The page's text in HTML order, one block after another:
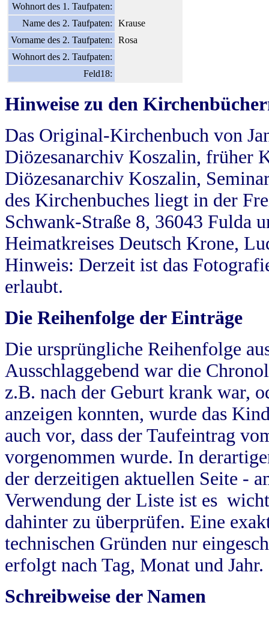
Wohnort des 1. Taufpaten:
Name des 2. Taufpaten:
Krause
Vorname des 2. Taufpaten:
Rosa
Wohnort des 2. Taufpaten:
Feld18:
Hinweise zu den
Das Original-Kirchenbuch von
Diözesanarchiv Koszalin, früher
Diözesanarchiv Koszalin,
des Kirchenbuches liegt in der
Schwank-Straße 8, 36043 Fulda
Heimatkreises Deutsch Krone,
Hinweis: Derzeit ist das
erlaubt.
Die Reihenfolge der Einträge
Die ursprüngliche Reihenfolge
Ausschlaggebend war die
z.B. nach der Geburt krank war,
anzeigen konnten, wurde das
auch vor, dass der Taufeintrag
vorgenommen wurde. In
der derzeitigen aktuellen Seite -
Verwendung der Liste ist es
dahinter zu überprüfen. Eine
technischen Gründen nur
erfolgt nach Tag, Monat und Jahr.
Schreibweise der Namen